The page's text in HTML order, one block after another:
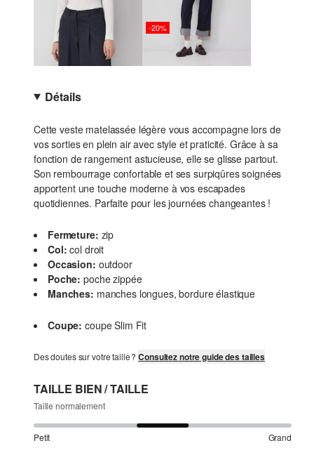
-20%
Détails
Cette veste matelassée légère vous accompagne lors de
vos sorties en plein air avec style et praticité. Grâce à sa
fonction de rangement astucieuse, elle se glisse partout.
Son rembourrage confortable et ses surpiqûres soignées
apportent une touche moderne à vos escapades
quotidiennes. Parfaite pour les journées changeantes !
Fermeture: zip
Col: col droit
Occasion: outdoor
Poche: poche zippée
Manches: manches longues, bordure élastique
Coupe: coupe Slim Fit
Des doutes sur votre taille ?Consultez notre guide des tailles
TAILLE BIEN / TAILLE
Taille normalement
Petit Grand